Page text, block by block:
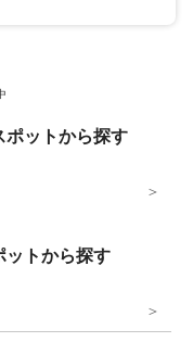
ットから探す
ットから探す